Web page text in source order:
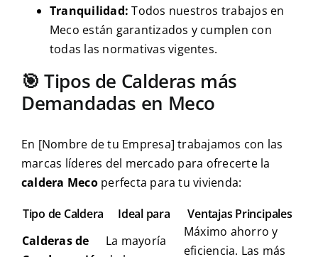
Tranquilidad: Todos nuestros trabajos en
Meco están garantizados y cumplen con
todas las normativas vigentes.
🎯 Tipos de Calderas más
Demandadas en Meco
En [Nombre de tu Empresa] trabajamos con las
marcas líderes del mercado para ofrecerte la
caldera Mecoperfecta para tu vivienda:
Tipo de Caldera
Ideal para
Ventajas Principales
Calderas de
La mayoría
Máximo ahorro y
eficiencia. Las más